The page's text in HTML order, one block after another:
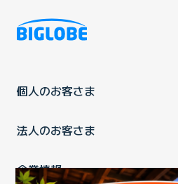
個人のお客さま
法人のお客さま
企業情報